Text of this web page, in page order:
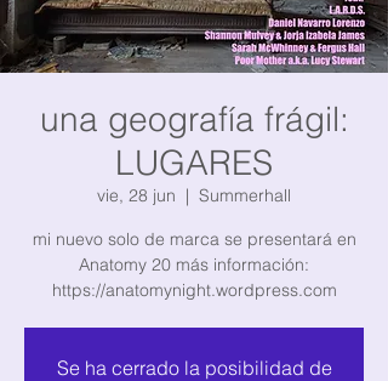
una geografía frágil:
LUGARES
vie, 28 jun
  |
Summerhall
mi nuevo solo de marca se presentará en
Anatomy 20 más información:
https://anatomynight.wordpress.com
Se ha cerrado la posibilidad de